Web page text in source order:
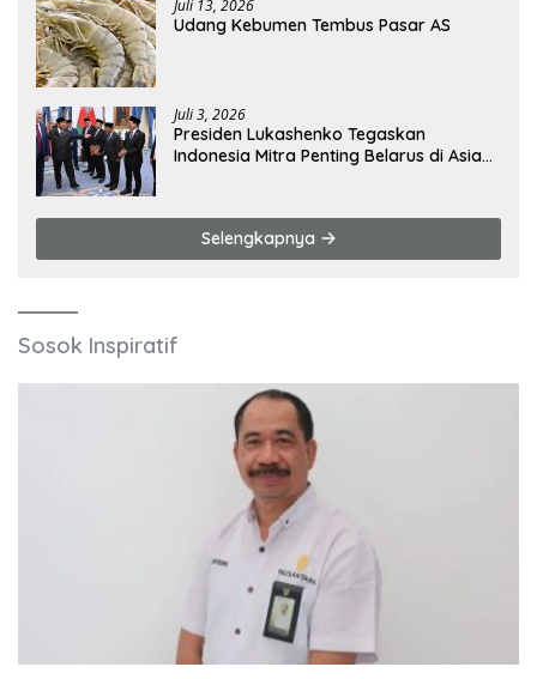
Juli 13, 2026
Udang Kebumen Tembus Pasar AS
Juli 3, 2026
Presiden Lukashenko Tegaskan
Indonesia Mitra Penting Belarus di Asia
Selengkapnya
Sosok Inspiratif